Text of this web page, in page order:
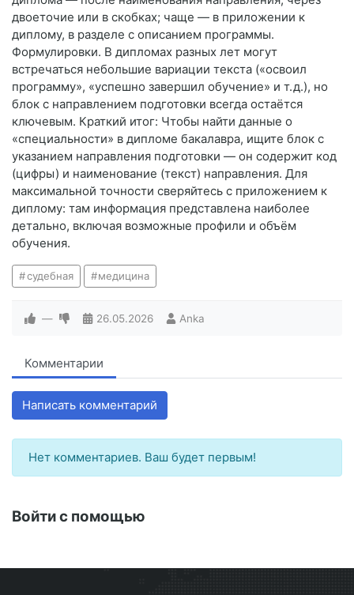
двоеточие или в скобках; чаще — в приложении к
диплому, в разделе с описанием программы.
Формулировки. В дипломах разных лет могут
встречаться небольшие вариации текста («освоил
программу», «успешно завершил обучение» и т. д.), но
блок с направлением подготовки всегда остаётся
ключевым. Краткий итог: Чтобы найти данные о
«специальности» в дипломе бакалавра, ищите блок с
указанием направления подготовки — он содержит код
(цифры) и наименование (текст) направления. Для
максимальной точности сверяйтесь с приложением к
диплому: там информация представлена наиболее
детально, включая возможные профили и объём
обучения.
судебная медицина
— 26.05.2026 Anka
Комментарии
Написать комментарий
Нет комментариев. Ваш будет первым!
Войти с помощью